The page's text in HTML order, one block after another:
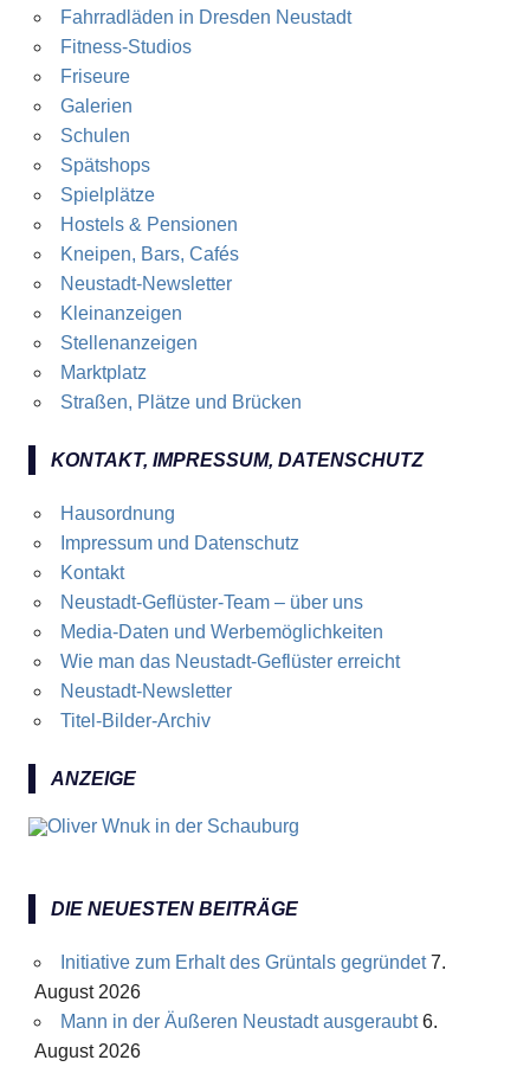
Fahrradläden in Dresden Neustadt
Fitness-Studios
Friseure
Galerien
Schulen
Spätshops
Spielplätze
Hostels & Pensionen
Kneipen, Bars, Cafés
Neustadt-Newsletter
Kleinanzeigen
Stellenanzeigen
Marktplatz
Straßen, Plätze und Brücken
KONTAKT, IMPRESSUM, DATENSCHUTZ
Hausordnung
Impressum und Datenschutz
Kontakt
Neustadt-Geflüster-Team – über uns
Media-Daten und Werbemöglichkeiten
Wie man das Neustadt-Geflüster erreicht
Neustadt-Newsletter
Titel-Bilder-Archiv
ANZEIGE
DIE NEUESTEN BEITRÄGE
Initiative zum Erhalt des Grüntals gegründet 7.
August 2026
Mann in der Äußeren Neustadt ausgeraubt 6.
August 2026